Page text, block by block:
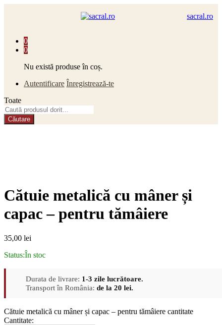
sacral.ro
0
0
Nu există produse în coș.
Autentificare Înregistrează-te
Toate
Căutare
Cătuie metalică cu mâner și
capac – pentru tămâiere
35,00 lei
Status:În stoc
Durata de livrare: 1-3 zile lucrătoare.
Transport în România: de la 20 lei.
Cătuie metalică cu mâner și capac – pentru tămâiere cantitate
Cantitate: